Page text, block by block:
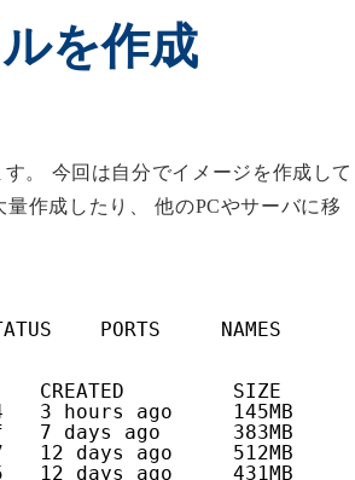
を作成
。 今回は自分でイメージを作成して
作成したり、 他のPCやサーバに移
PORTS     NAMES
CREATED         SIZE
3 hours ago     145MB
7 days ago      383MB
12 days ago     512MB
12 days ago     431MB